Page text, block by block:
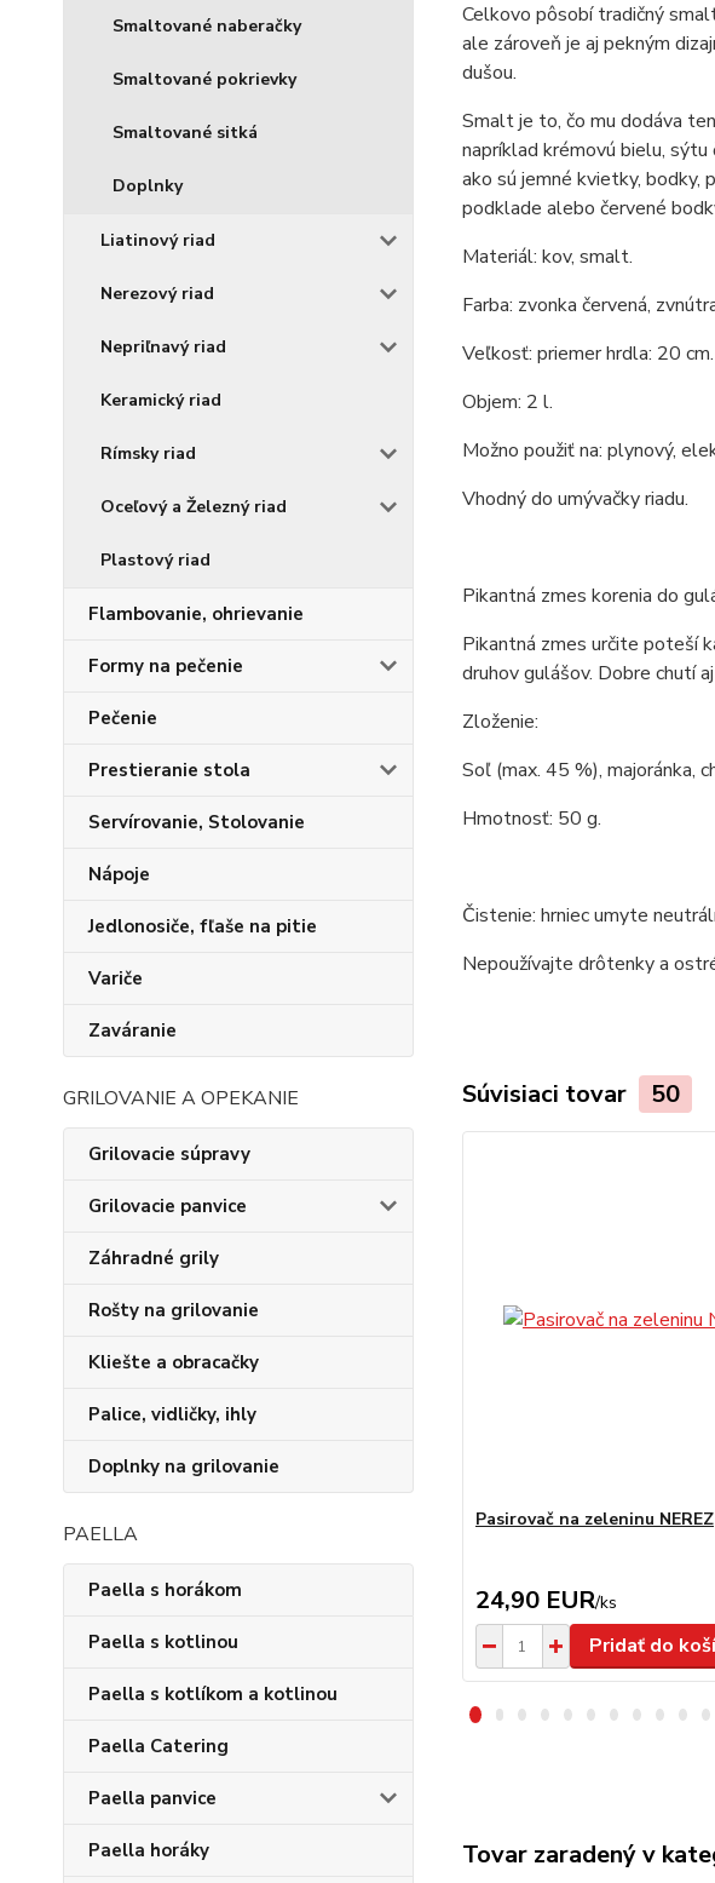
Smaltované naberačky
Smaltované pokrievky
Smaltované sitká
Doplnky
Liatinový riad
Nerezový riad
Nepriľnavý riad
Keramický riad
Rímsky riad
Oceľový a Železný riad
Plastový riad
Flambovanie, ohrievanie
Formy na pečenie
Pečenie
Prestieranie stola
Servírovanie, Stolovanie
Nápoje
Jedlonosiče, fľaše na pitie
Variče
Zaváranie
GRILOVANIE A OPEKANIE
Grilovacie súpravy
Grilovacie panvice
Záhradné grily
Rošty na grilovanie
Kliešte a obracačky
Palice, vidličky, ihly
Doplnky na grilovanie
PAELLA
Paella s horákom
Paella s kotlinou
Paella s kotlíkom a kotlinou
Paella Catering
Paella panvice
Paella horáky
Celkovo pôsobí tradičný
ale zároveň je aj pekným
dušou.
Smalt je to, čo mu dodáva
napríklad krémovú bielu,
ako sú jemné kvietky,
podklade alebo červené
Materiál: kov, smalt.
Farba: zvonka červená,
Veľkosť: priemer hrdla: 20 cm.
Objem: 2 l.
Možno použiť na: plynový,
Vhodný do umývačky riadu.
Pikantná zmes korenia do
Pikantná zmes určite poteší
druhov gulášov. Dobre chutí
Zloženie:
Soľ (max. 45 %), majoránka,
Hmotnosť: 50 g.
Čistenie: hrniec umyte
Nepoužívajte drôtenky a
Súvisiaci tovar 50
Pasirovač na zeleninu NEREZ
24,90 EUR/ks
Pridať do
Tovar zaradený v